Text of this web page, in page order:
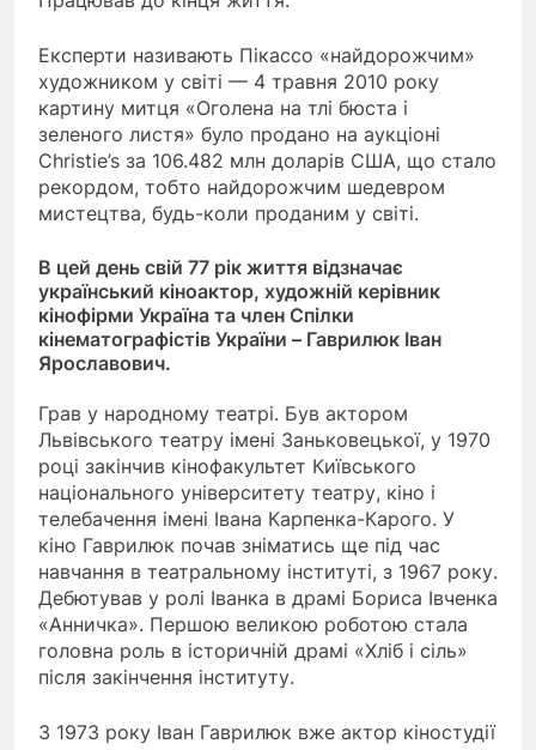
Експерти називають Пікассо «найдорожчим»
художником у світі — 4 травня 2010 року
картину митця «Оголена на тлі бюста і
зеленого листя» було продано на аукціоні
Christie’s за 106.482 млн доларів США, що стало
рекордом, тобто найдорожчим шедевром
мистецтва, будь-коли проданим у світі.
В цей день свій 77 рік життя відзначає
український кіноактор, художній керівник
кінофірми Україна та член Спілки
кінематографістів України – Гаврилюк Іван
Ярославович.
Грав у народному театрі. Був актором
Львівського театру імені Заньковецької, у 1970
році закінчив кінофакультет Київського
національного університету театру, кіно і
телебачення імені Івана Карпенка-Карого. У
кіно Гаврилюк почав зніматись ще під час
навчання в театральному інституті, з 1967 року.
Дебютував у ролі Іванка в драмі Бориса Івченка
«Анничка». Першою великою роботою стала
головна роль в історичній драмі «Хліб і сіль»
після закінчення інституту.
З 1973 року Іван Гаврилюк вже актор кіностудії